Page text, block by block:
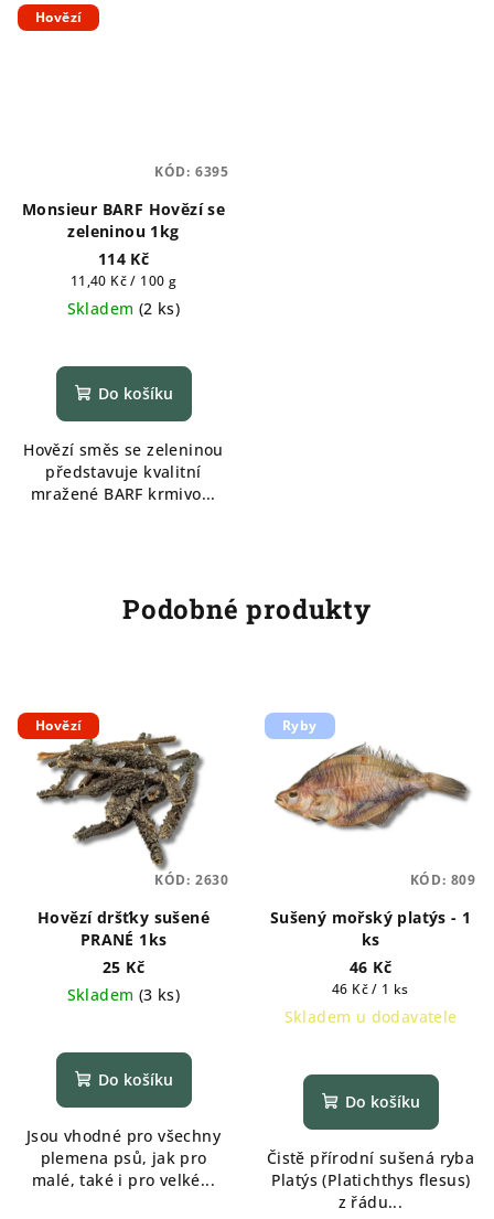
Hovězí
Monsieur BARF Hovězí se
zeleninou 1kg
114 Kč
Měrná
cena:
11,40 Kč / 100 g
Skladem (2 ks)
Do košíku
Hovězí směs se zeleninou
představuje kvalitní
mražené BARF krmivo...
KÓD: 6395
Podobné produkty
Hovězí
Hovězí dršťky sušené
PRANÉ 1ks
25 Kč
Skladem (3 ks)
Do košíku
Jsou vhodné pro všechny
plemena psů, jak pro
malé, také i pro velké...
KÓD: 2630
Ryby
Sušený mořský platýs - 1
ks
46 Kč
Měrná
cena:
46 Kč / 1 ks
Skladem u dodavatele
hodnocení
produktu
z
5
hvězdiček.
Do košíku
Čistě přírodní sušená ryba
Platýs (Platichthys flesus)
z řádu...
KÓD: 809